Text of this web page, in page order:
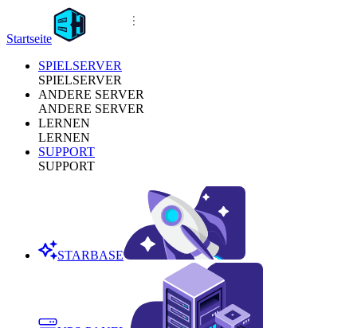
Startseite
SPIELSERVER
SPIELSERVER
ANDERE SERVER
ANDERE SERVER
LERNEN
LERNEN
SUPPORT
SUPPORT
STARBASE